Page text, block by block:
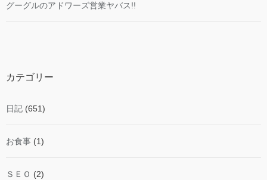
グーグルのアドワーズ営業ヤバス!!
カテゴリー
日記 (651)
お食事 (1)
ＳＥＯ (2)